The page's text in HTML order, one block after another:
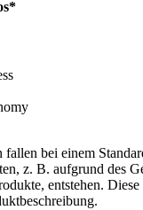
bei einem
z. B. aufgrund des
entstehen.